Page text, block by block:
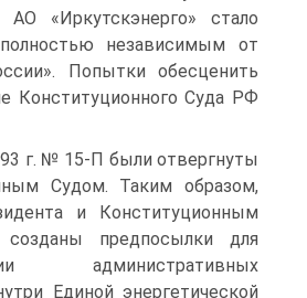
«Иркутскэнерго» стало
полностью независимым от
Попытки обесценить
Конституционного Суда РФ
г. № 15-П были отвергнуты
Судом. Таким образом,
и Конституционным
предпосылки для
административных
Единой энергетической